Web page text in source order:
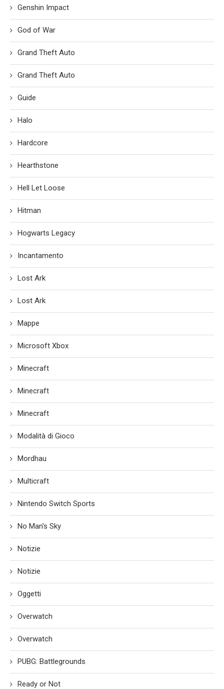
Genshin Impact
God of War
Grand Theft Auto
Grand Theft Auto
Guide
Halo
Hardcore
Hearthstone
Hell Let Loose
Hitman
Hogwarts Legacy
Incantamento
Lost Ark
Lost Ark
Mappe
Microsoft Xbox
Minecraft
Minecraft
Minecraft
Modalità di Gioco
Mordhau
Multicraft
Nintendo Switch Sports
No Man's Sky
Notizie
Notizie
Oggetti
Overwatch
Overwatch
PUBG: Battlegrounds
Ready or Not